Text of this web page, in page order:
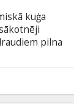
kuģa
pilna
valodā.